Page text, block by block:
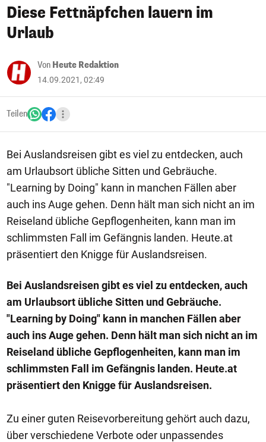
Diese Fettnäpfchen lauern im
Urlaub
Von Heute Redaktion
14.09.2021, 02:49
Teilen
Bei Auslandsreisen gibt es viel zu entdecken, auch
am Urlaubsort übliche Sitten und Gebräuche.
"Learning by Doing" kann in manchen Fällen aber
auch ins Auge gehen. Denn hält man sich nicht an im
Reiseland übliche Gepflogenheiten, kann man im
schlimmsten Fall im Gefängnis landen. Heute.at
präsentiert den Knigge für Auslandsreisen.
Bei Auslandsreisen gibt es viel zu entdecken, auch
am Urlaubsort übliche Sitten und Gebräuche.
"Learning by Doing" kann in manchen Fällen aber
auch ins Auge gehen. Denn hält man sich nicht an im
Reiseland übliche Gepflogenheiten, kann man im
schlimmsten Fall im Gefängnis landen. Heute.at
präsentiert den Knigge für Auslandsreisen.
Zu einer guten Reisevorbereitung gehört auch dazu,
über verschiedene Verbote oder unpassendes